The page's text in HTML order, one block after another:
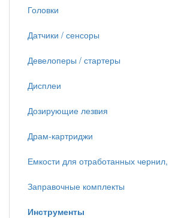
Головки
Датчики / сенсоры
Девелоперы / стартеры
Дисплеи
Дозирующие лезвия
Драм-картриджи
Емкости для отработанных чернил,
Заправочные комплекты
Инструменты